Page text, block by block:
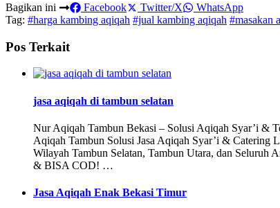
Bagikan ini
Facebook Twitter/X
WhatsApp
Tag: #harga kambing aqiqah #jual kambing aqiqah #masakan
Pos Terkait
jasa aqiqah di tambun selatan
Nur Aqiqah Tambun Bekasi – Solusi Aqiqah Syar’i &
Aqiqah Tambun Solusi Jasa Aqiqah Syar’i &
Wilayah Tambun Selatan, Tambun Utara, dan
& BISA COD! …
Jasa Aqiqah Enak Bekasi Timur